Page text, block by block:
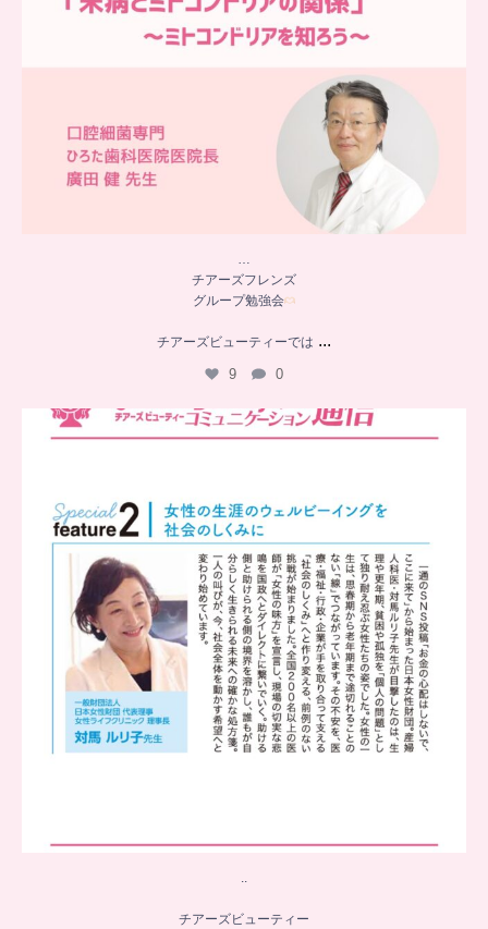
…
チアーズフレンズ
グループ勉強会
チアーズビューティーでは ...
9 0
..
8
..
チアーズビューティー